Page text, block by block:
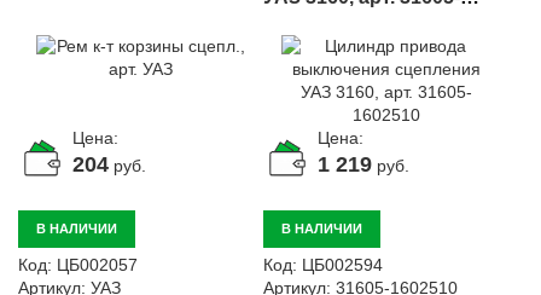
Цена:
204 руб.
В НАЛИЧИИ
Код: ЦБ002057
Артикул: УАЗ
Цена:
1 219 руб.
В НАЛИЧИИ
Код: ЦБ002594
Артикул: 31605-1602510